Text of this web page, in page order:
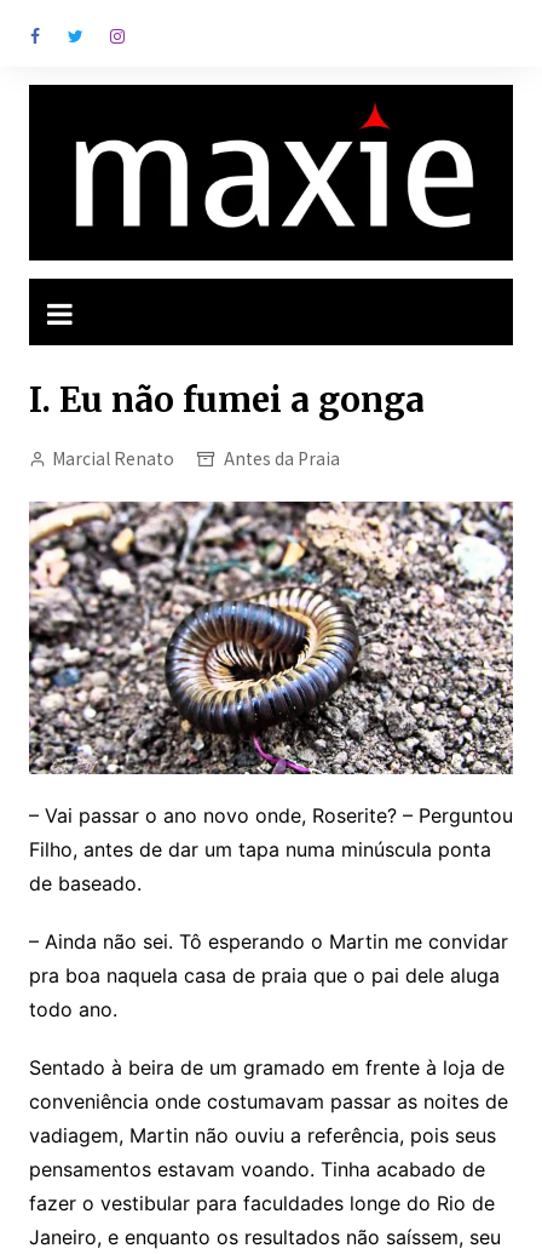
para
I. Eu não fumei a gonga
Marcial Renato Antes da Praia
– Vai passar o ano novo onde, Roserite? – Perguntou
Filho, antes de dar um tapa numa minúscula ponta
de baseado.
– Ainda não sei. Tô esperando o Martin me convidar
pra boa naquela casa de praia que o pai dele aluga
todo ano.
Sentado à beira de um gramado em frente à loja de
conveniência onde costumavam passar as noites de
vadiagem, Martin não ouviu a referência, pois seus
pensamentos estavam voando. Tinha acabado de
fazer o vestibular para faculdades longe do Rio de
Janeiro, e enquanto os resultados não saíssem, seu